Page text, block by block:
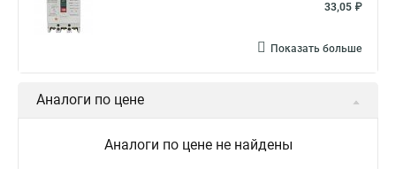
33,05 ₽
Показать больше
Аналоги по цене
Аналоги по цене не найдены